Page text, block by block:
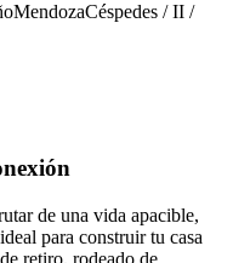
MendozaCéspedes / II /
de una vida apacible,
para construir tu casa
retiro, rodeado de